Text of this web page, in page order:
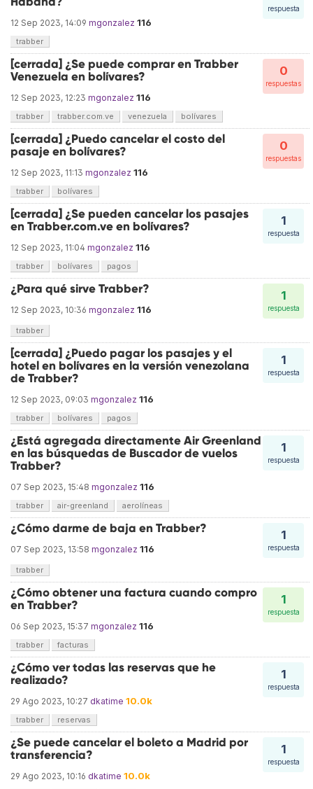
respuesta
12 Sep 2023, 14:09 mgonzalez 116
trabber
0
respuestas
[cerrada] ¿Se puede comprar en Trabber
Venezuela en bolívares?
12 Sep 2023, 12:23 mgonzalez 116
trabber trabber.com.ve venezuela bolívares
0
respuestas
[cerrada] ¿Puedo cancelar el costo del
pasaje en bolívares?
12 Sep 2023, 11:13 mgonzalez 116
trabber bolívares
1
respuesta
[cerrada] ¿Se pueden cancelar los pasajes
en Trabber.com.ve en bolívares?
12 Sep 2023, 11:04 mgonzalez 116
trabber bolívares pagos
1
respuesta
¿Para qué sirve Trabber?
12 Sep 2023, 10:36 mgonzalez 116
trabber
1
respuesta
[cerrada] ¿Puedo pagar los pasajes y el
hotel en bolívares en la versión venezolana
de Trabber?
12 Sep 2023, 09:03 mgonzalez 116
trabber bolívares pagos
1
respuesta
¿Está agregada directamente Air Greenland
en las búsquedas de Buscador de vuelos
Trabber?
07 Sep 2023, 15:48 mgonzalez 116
trabber air-greenland aerolíneas
1
respuesta
¿Cómo darme de baja en Trabber?
07 Sep 2023, 13:58 mgonzalez 116
trabber
1
respuesta
¿Cómo obtener una factura cuando compro
en Trabber?
06 Sep 2023, 15:37 mgonzalez 116
trabber facturas
1
respuesta
¿Cómo ver todas las reservas que he
realizado?
29 Ago 2023, 10:27 dkatime 10.0k
trabber reservas
1
respuesta
¿Se puede cancelar el boleto a Madrid por
transferencia?
29 Ago 2023, 10:16 dkatime 10.0k